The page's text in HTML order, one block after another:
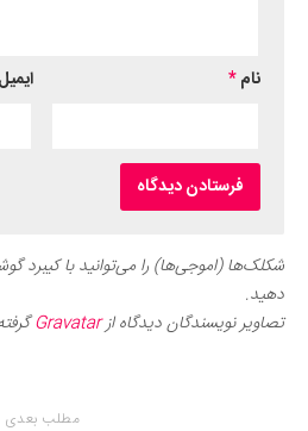
نام*
شکلک‌ها (اموجی‌ها) را می‌توانید با کیبرد
دهید.
تصاویر نویسندگان دیدگاه ازGravatar
مطلب بعدی